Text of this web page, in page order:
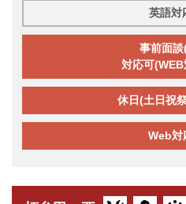
英語対
事前面談
対応可
休日(土日祝
Web対